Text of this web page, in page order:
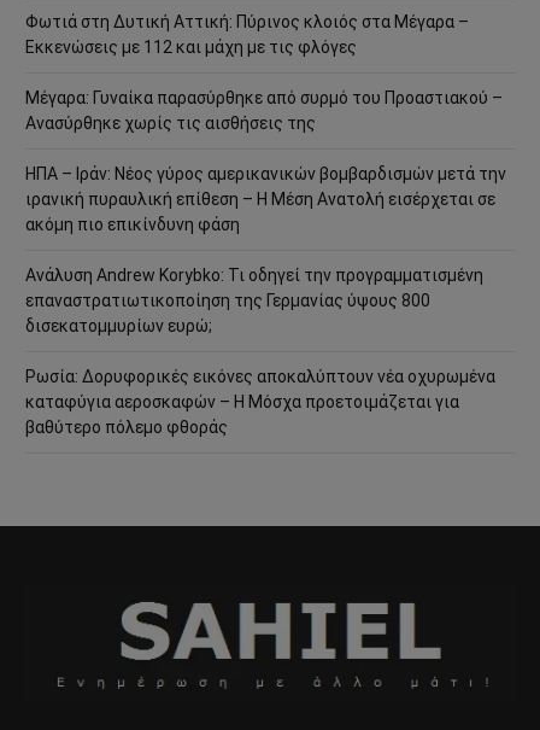
Φωτιά στη Δυτική Αττική: Πύρινος κλοιός στα Μέγαρα –
Εκκενώσεις με 112 και μάχη με τις φλόγες
Μέγαρα: Γυναίκα παρασύρθηκε από συρμό του Προαστιακού –
Ανασύρθηκε χωρίς τις αισθήσεις της
ΗΠΑ – Ιράν: Νέος γύρος αμερικανικών βομβαρδισμών μετά την
ιρανική πυραυλική επίθεση – Η Μέση Ανατολή εισέρχεται σε
ακόμη πιο επικίνδυνη φάση
Ανάλυση Andrew Korybko: Τι οδηγεί την προγραμματισμένη
επαναστρατιωτικοποίηση της Γερμανίας ύψους 800
δισεκατομμυρίων ευρώ;
Ρωσία: Δορυφορικές εικόνες αποκαλύπτουν νέα οχυρωμένα
καταφύγια αεροσκαφών – Η Μόσχα προετοιμάζεται για
βαθύτερο πόλεμο φθοράς